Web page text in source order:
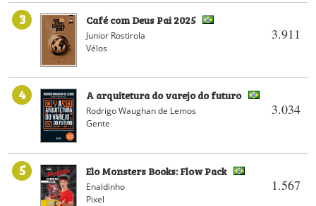
3
3.911
Café com Deus Pai 2025
Junior Rostirola
Vélos
4
3.034
A arquitetura do varejo do futuro
Rodrigo Waughan de Lemos
Gente
5
1.567
Elo Monsters Books: Flow Pack
Enaldinho
Pixel